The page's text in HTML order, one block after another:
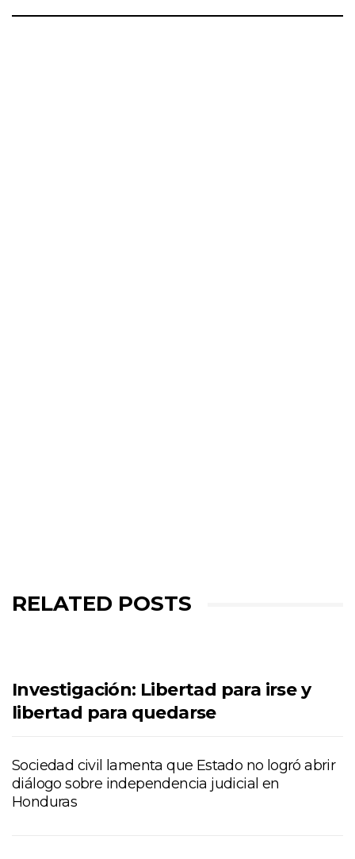
RELATED POSTS
Investigación: Libertad para irse y
libertad para quedarse
Sociedad civil lamenta que Estado no logró abrir
diálogo sobre independencia judicial en
Honduras